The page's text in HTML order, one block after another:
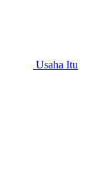
Usaha Itu